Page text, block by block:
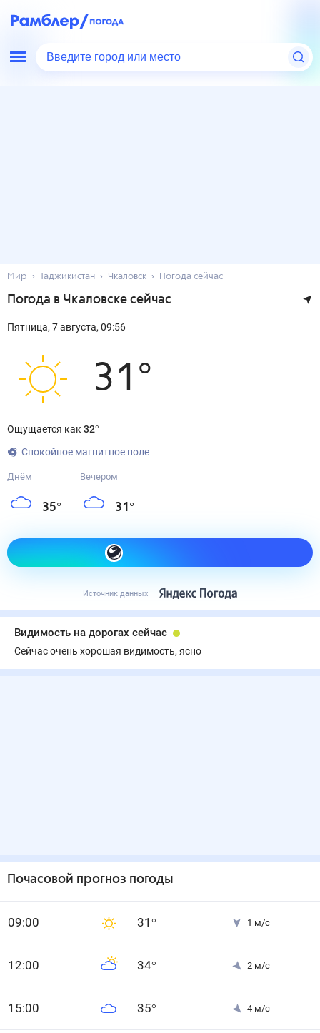
Введите город или место
Мир Таджикистан Чкаловск Погода сейчас
Погода в Чкаловске сейчас
Пятница, 7августа, 09:56
31 °
Ощущается как 32°
Спокойное магнитное поле
Днём
35°
Вечером
31 °
Как одеться сегодня
Источник данных
Видимость на дорогах сейчас
Сейчас очень хорошая видимость, ясно
Почасовой прогноз погоды
09:00 31 ° 1 м/с
12:00 34° 2 м/с
15:00 35° 4 м/с